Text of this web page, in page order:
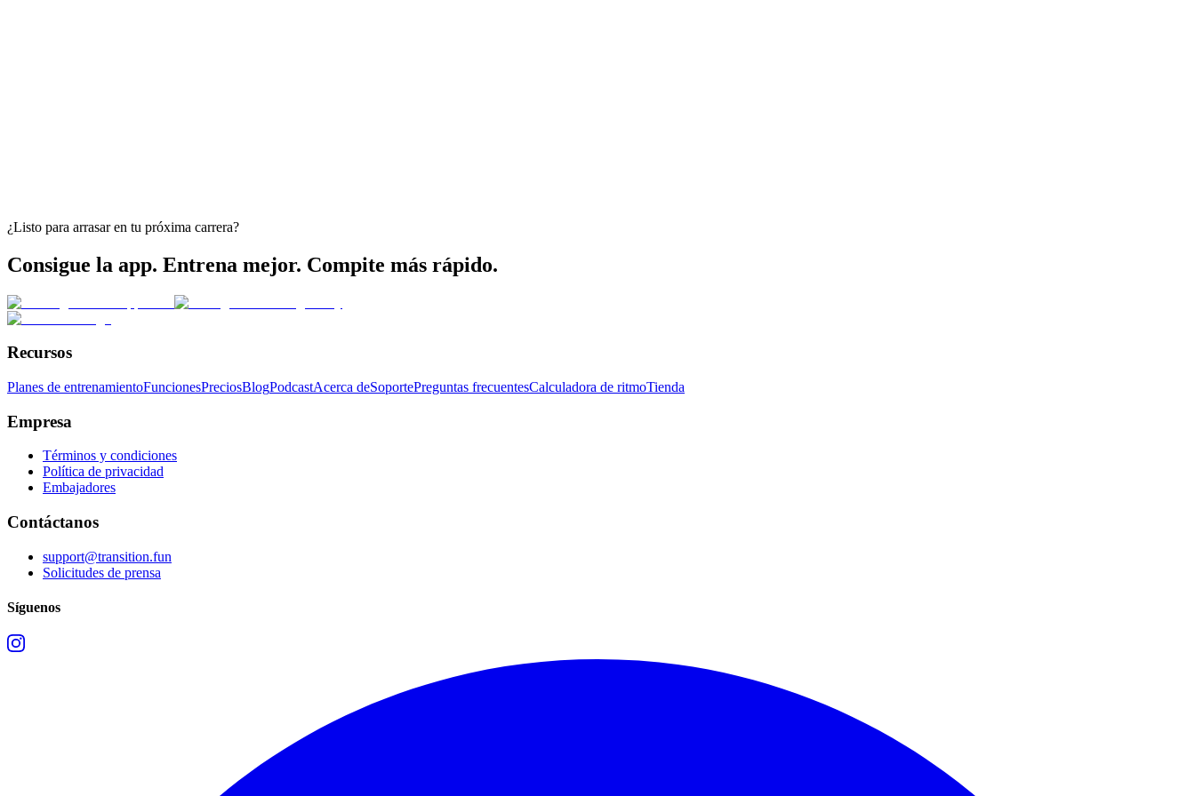
¿Listo para arrasar en tu próxima carrera?
Consigue la app. Entrena mejor. Compite más rápido.
Recursos
Planes de entrenamientoFuncionesPreciosBlogPodcastAcerca deSoportePreguntas frecuentesCalculadora de ritmoTienda
Empresa
Términos y condiciones
Política de privacidad
Embajadores
Contáctanos
support@transition.fun
Solicitudes de prensa
Síguenos